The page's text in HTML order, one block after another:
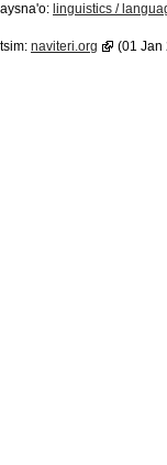
aysna'o: linguistics /
tsim: naviteri.org (01 Jan